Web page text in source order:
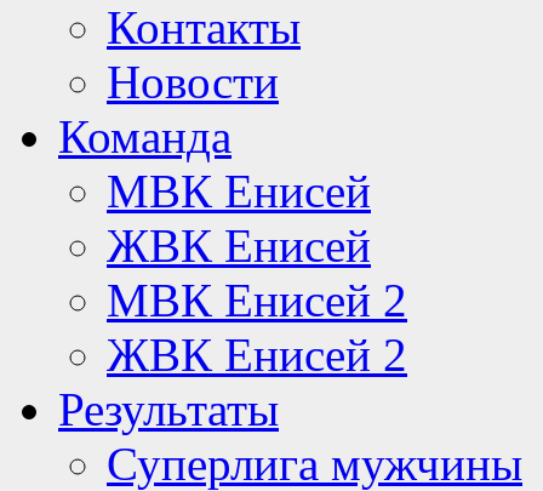
Контакты
Новости
Команда
МВК Енисей
ЖВК Енисей
МВК Енисей 2
ЖВК Енисей 2
Результаты
Суперлига мужчины